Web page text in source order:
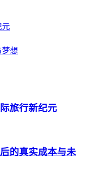
元
想
旅行新纪元
的真实成本与未